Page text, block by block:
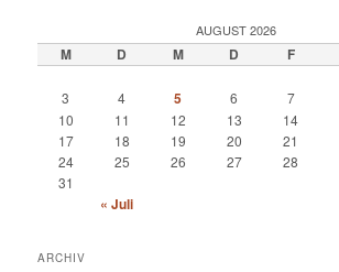
AUGUST 2026
M D M D F
3
4 5 6 7
10
11 12 13 14
17
18 19 20 21
24
25 26 27 28
31
« Juli
ARCHIV